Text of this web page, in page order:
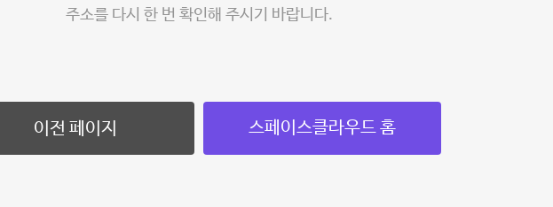
주소를 다시 한 번 확인해 주시기 바랍니다.
이전 페이지 스페이스클라우드 홈